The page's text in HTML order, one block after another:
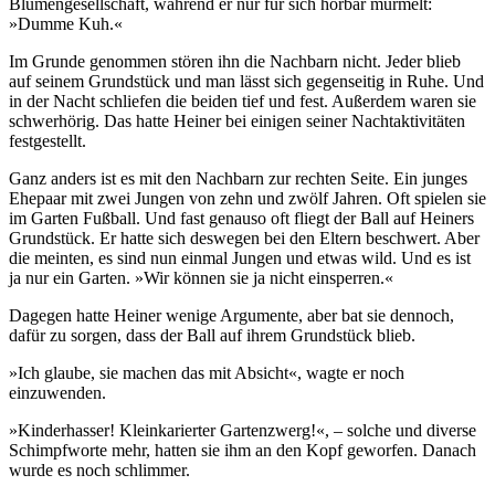
Blumengesellschaft, während er nur für sich hörbar murmelt:
»Dumme Kuh.«
Im Grunde genommen stören ihn die Nachbarn nicht. Jeder blieb
auf seinem Grundstück und man lässt sich gegenseitig in Ruhe. Und
in der Nacht schliefen die beiden tief und fest. Außerdem waren sie
schwerhörig. Das hatte Heiner bei einigen seiner Nachtaktivitäten
festgestellt.
Ganz anders ist es mit den Nachbarn zur rechten Seite. Ein junges
Ehepaar mit zwei Jungen von zehn und zwölf Jahren. Oft spielen sie
im Garten Fußball. Und fast genauso oft fliegt der Ball auf Heiners
Grundstück. Er hatte sich deswegen bei den Eltern beschwert. Aber
die meinten, es sind nun einmal Jungen und etwas wild. Und es ist
ja nur ein Garten. »Wir können sie ja nicht einsperren.«
Dagegen hatte Heiner wenige Argumente, aber bat sie dennoch,
dafür zu sorgen, dass der Ball auf ihrem Grundstück blieb.
»Ich glaube, sie machen das mit Absicht«, wagte er noch
einzuwenden.
»Kinderhasser! Kleinkarierter Gartenzwerg!«, – solche und diverse
Schimpfworte mehr, hatten sie ihm an den Kopf geworfen. Danach
wurde es noch schlimmer.